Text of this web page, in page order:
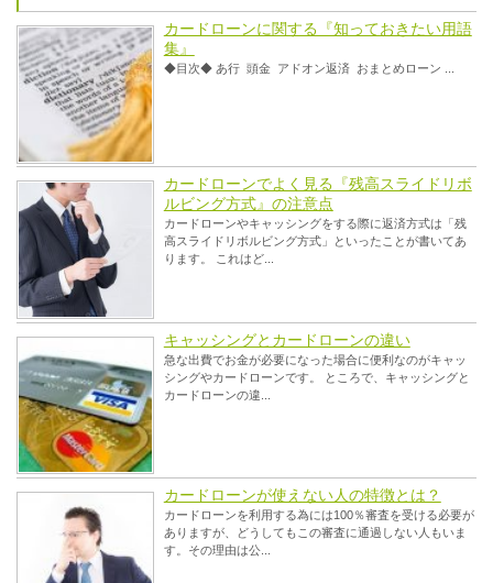
カードローンに関する『知っておきたい用語
集』
◆目次◆ あ行 頭金 アドオン返済 おまとめローン ...
カードローンでよく見る『残高スライドリボ
ルビング方式』の注意点
カードローンやキャッシングをする際に返済方式は「残
高スライドリボルビング方式」といったことが書いてあ
ります。 これはど...
キャッシングとカードローンの違い
急な出費でお金が必要になった場合に便利なのがキャッ
シングやカードローンです。 ところで、キャッシングと
カードローンの違...
カードローンが使えない人の特徴とは？
カードローンを利用する為には100％審査を受ける必要が
ありますが、どうしてもこの審査に通過しない人もいま
す。その理由は公...